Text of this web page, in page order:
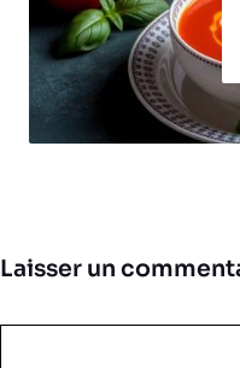
Laisser un